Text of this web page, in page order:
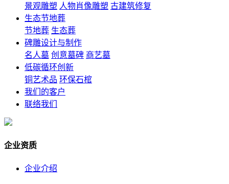
景观雕塑 人物肖像雕塑 古建筑修复
生态节地葬
节地葬 生态葬
碑雕设计与制作
名人墓 创意墓碑 商艺墓
低碳循环创新
铜艺术品 环保石棺
我们的客户
联络我们
企业资质
企业介绍